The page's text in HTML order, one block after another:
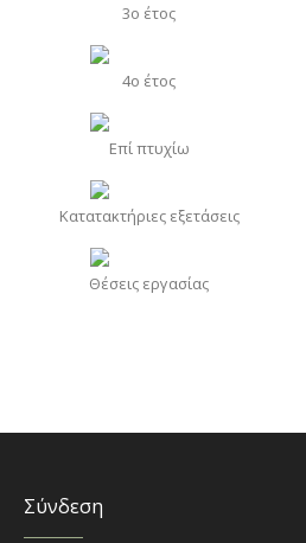
3o έτος
4o έτος
Επί πτυχίω
Κατατακτήριες εξετάσεις
Θέσεις εργασίας
Σύνδεση